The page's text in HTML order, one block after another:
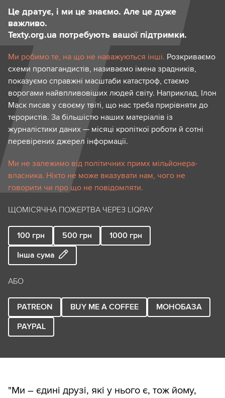
Це дратує, і ми це знаємо. Але це дуже
важливо.
Texty.org.ua потребують вашої підтримки.
Ми робимо те, на що не наважуються інші. Розкриваємо
схеми пропагандистів, називаємо імена зрадників,
показуємо справжні масштаби катастроф, стаємо
ворогами найвпливовіших людей світу. Наприклад, Ілон
Маск писав у своєму твіті, що нас треба прирівняти до
терористів. За більшістю наших матеріалів із
журналістики даних — місяці кропіткої роботи й сотні
перевірених джерел інформації.
Ми не залежимо від політичних примх мільйонера-
власника. Ніхто не може вказувати нам, чого не
говорити чи про що не повідомляти.
ЩОМІСЯЧНА ПОЖЕРТВА ЧЕРЕЗ LIQPAY
100 грн 500 грн 1000 грн
Інша сума
АБО
PATREON BUY ME A COFFEE
МОНОБАЗА
PAYPAL
"Ми – єдині друзі, які у нього є, тож йому,